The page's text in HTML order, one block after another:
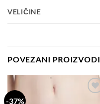
VELIČINE
POVEZANI PROIZVODI
-37%